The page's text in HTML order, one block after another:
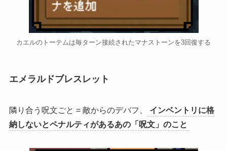
カエルのトーテムは毎ターン接続されたマナストーンを3回復する
エメラルドブレスレット
隣り合う呪文ごと = 敵からのデバフ、
インベントリに格
納しないとペナルティがあるあの「呪文」のこと